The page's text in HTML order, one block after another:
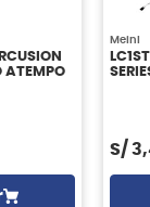
ATEMPO
Meinl
S/